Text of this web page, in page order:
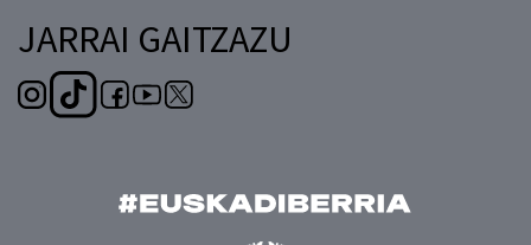
JARRAI GAITZAZU